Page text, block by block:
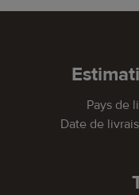
Pays de
Date de